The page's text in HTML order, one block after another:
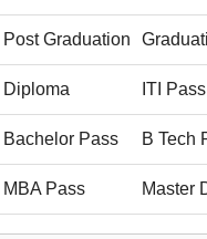
Post Graduation
Diploma ITI Pass
Bachelor Pass B Tech
MBA Pass Master